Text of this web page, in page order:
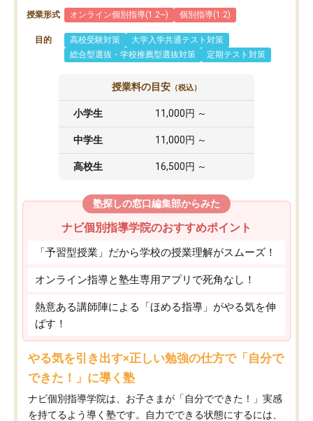
授業形式 オンライン個別指導(1:2~) 個別指導(1:2)
目的 高校受験対策
大学入学共通テスト対策
総合型選抜・学校推薦型選抜対策
定期テスト対策
授業料の目安 （税込）
小学生 11,000円 ～
中学生 11,000円 ～
高校生 16,500円 ～
塾探しの窓口編集部からみた
ナビ個別指導学院のおすすめポイント
「予習型授業」だから学校の授業理解がスムーズ！
オンライン指導と塾生専用アプリで死角なし！
熱意ある講師陣による「ほめる指導」がやる気を伸
ばす！
やる気を引き出す×正しい勉強の仕方で「自分で
できた！」に導く塾
ナビ個別指導学院は、お子さまが「自分でできた！」実感
を持てるよう導く塾です。自力でできる状態にするには、